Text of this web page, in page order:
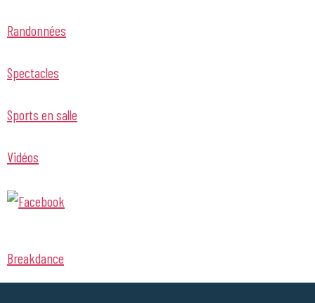
Randonnées
Spectacles
Sports en salle
Vidéos
Breakdance